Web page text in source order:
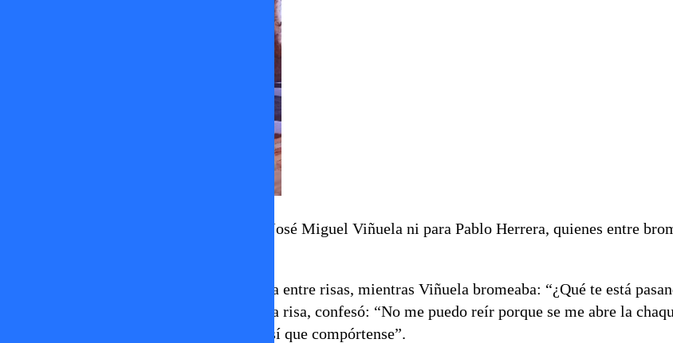
El osado outfit no pasó inadvertido para José Miguel Viñuela ni para Pablo Herrera, quienes entre
“El look es así”, aclaró Raquel Argandoña entre risas, mientras Viñuela bromeaba: “¿Qué te está
lanzada a la vida!”. Raquel, aguantando la risa, confesó: “No me puedo reír porque se me abre la
todo… pero no, esto es así. Esto es así, así que compórtense”.